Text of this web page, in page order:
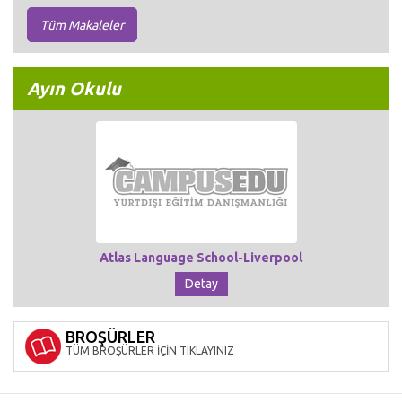
Tüm Makaleler
Ayın Okulu
Atlas Language School-Liverpool
Detay
BROŞÜRLER
TÜM BROŞÜRLER İÇİN TIKLAYINIZ